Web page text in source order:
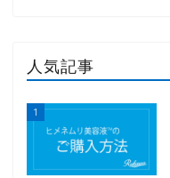
人気記事
1